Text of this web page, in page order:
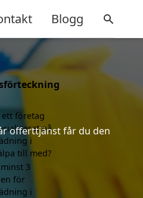
Blogg
offerttjänst får du den
ett företag
på
i
till med?
3
för
i